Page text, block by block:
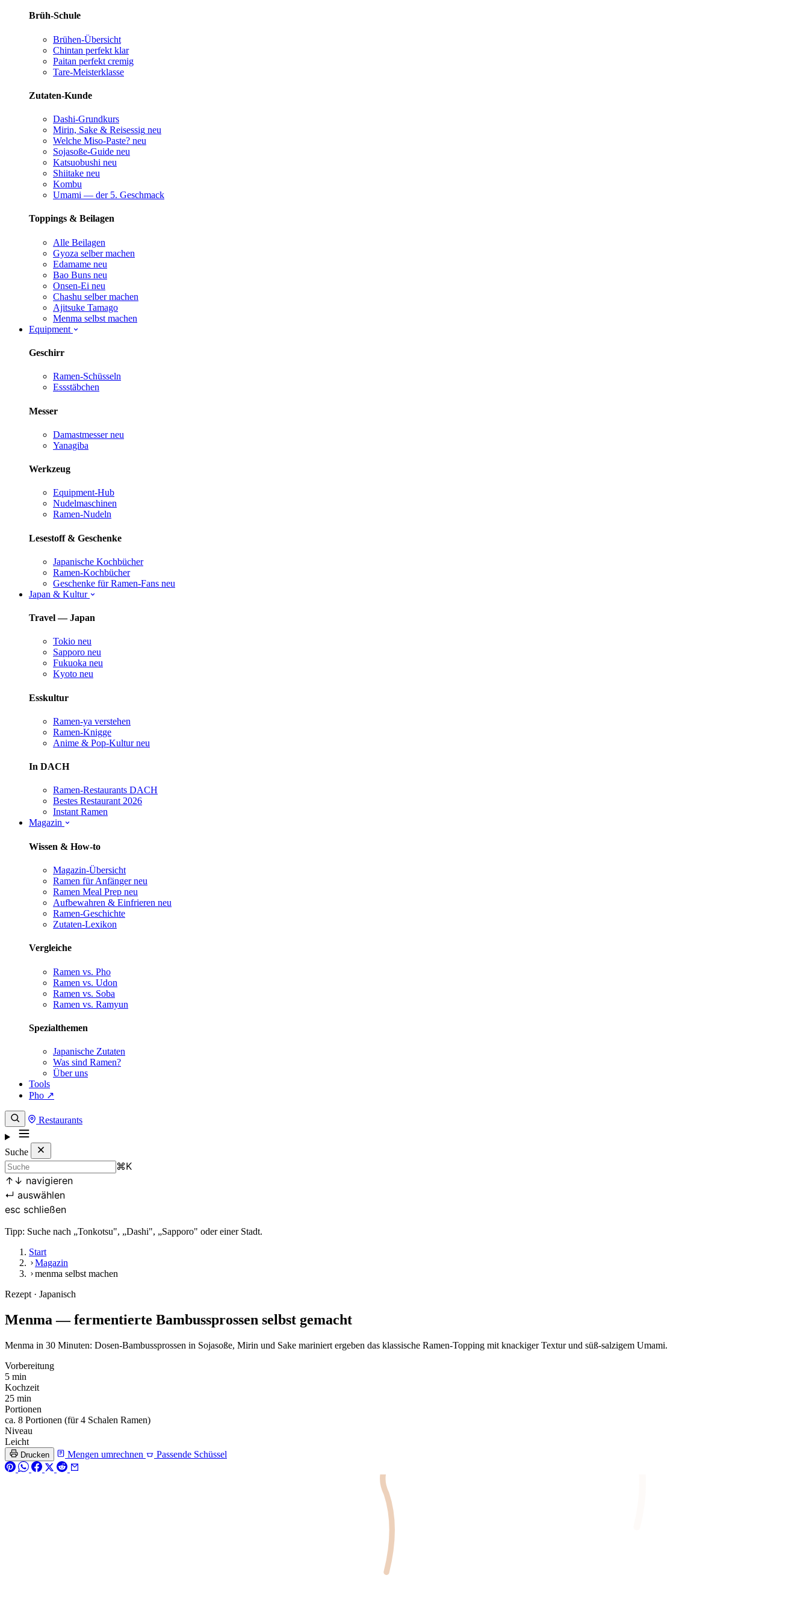
Brüh-Schule
Brühen-Übersicht
Chintan perfekt klar
Paitan perfekt cremig
Tare-Meisterklasse
Zutaten-Kunde
Dashi-Grundkurs
Mirin, Sake & Reisessig neu
Welche Miso-Paste? neu
Sojasoße-Guide neu
Katsuobushi neu
Shiitake neu
Kombu
Umami — der 5. Geschmack
Toppings & Beilagen
Alle Beilagen
Gyoza selber machen
Edamame neu
Bao Buns neu
Onsen-Ei neu
Chashu selber machen
Ajitsuke Tamago
Menma selbst machen
Equipment
Geschirr
Ramen-Schüsseln
Essstäbchen
Messer
Damastmesser neu
Yanagiba
Werkzeug
Equipment-Hub
Nudelmaschinen
Ramen-Nudeln
Lesestoff & Geschenke
Japanische Kochbücher
Ramen-Kochbücher
Geschenke für Ramen-Fans neu
Japan & Kultur
Travel — Japan
Tokio neu
Sapporo neu
Fukuoka neu
Kyoto neu
Esskultur
Ramen-ya verstehen
Ramen-Knigge
Anime & Pop-Kultur neu
In DACH
Ramen-Restaurants DACH
Bestes Restaurant 2026
Instant Ramen
Magazin
Wissen & How-to
Magazin-Übersicht
Ramen für Anfänger neu
Ramen Meal Prep neu
Aufbewahren & Einfrieren neu
Ramen-Geschichte
Zutaten-Lexikon
Vergleiche
Ramen vs. Pho
Ramen vs. Udon
Ramen vs. Soba
Ramen vs. Ramyun
Spezialthemen
Japanische Zutaten
Was sind Ramen?
Über uns
Tools
Pho ↗
Restaurants
Suche
⌘K
↑ ↓ navigieren
↵ auswählen
esc schließen
Tipp: Suche nach „Tonkotsu", „Dashi", „Sapporo" oder einer Stadt.
Start
Magazin
menma selbst machen
Rezept · Japanisch
Menma — fermentierte Bambussprossen selbst gemacht
Menma in 30 Minuten: Dosen-Bambussprossen in Sojasoße, Mirin und Sake mariniert ergeben das klassische Ramen-Topping mit knackiger Textur und süß-salzigem Umami.
Vorbereitung
5 min
Kochzeit
25 min
Portionen
ca. 8 Portionen (für 4 Schalen Ramen)
Niveau
Leicht
Drucken Mengen umrechnen Passende Schüssel